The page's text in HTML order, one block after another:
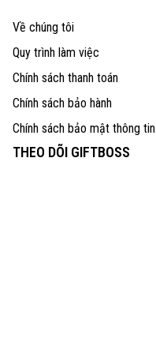
Về chúng tôi
Quy trình làm việc
Chính sách thanh toán
Chính sách bảo hành
Chính sách bảo mật thông tin
THEO DÕI GIFTBOSS